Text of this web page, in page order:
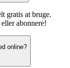
gratis at bruge.
abonnere!
online?